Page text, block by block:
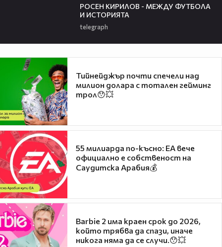
РОСЕН КИРИЛОВ - МЕЖДУ ФУТБОЛА
И ИСТОРИЯТА
telegraph
Тийнейджър почти спечели над
милион долара с тотален гейминг
трол😯💥
55 милиарда по-късно: EA вече
официално е собственост на
Саудитска Арабия💰
Barbie 2 има краен срок до 2026,
който трябва да спази, иначе
никога няма да се случи.😯💥